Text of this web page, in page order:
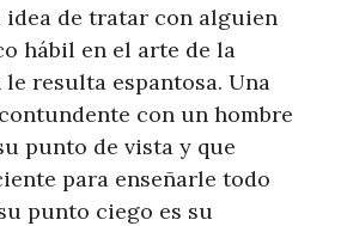
idea de tratar con alguien
hábil en el arte de la
resulta espantosa. Una
con un hombre
punto de vista y que
para enseñarle todo
punto ciego es su